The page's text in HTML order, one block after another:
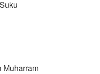
Muharram